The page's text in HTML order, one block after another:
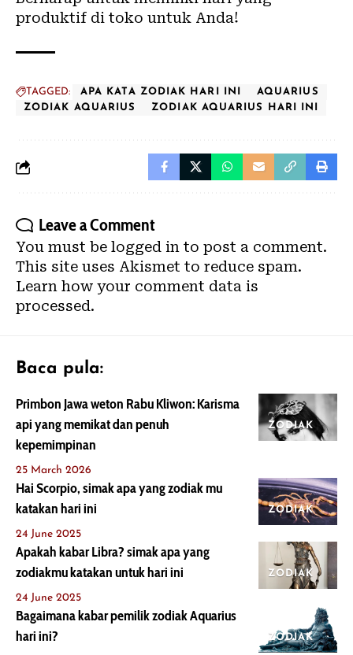
produktif di toko untuk Anda!
TAGGED: APA KATA ZODIAK HARI INI
AQUARIUS
ZODIAK AQUARIUS
ZODIAK AQUARIUS HARI INI
Leave a Comment
You must be logged in to post a comment.
This site uses Akismet to reduce spam.
Learn how your comment data is
processed.
Baca pula:
ZODIAK
Primbon Jawa weton Rabu Kliwon: Karisma
api yang memikat dan penuh
kepemimpinan
25 March 2026
ZODIAK
Hai Scorpio, simak apa yang zodiak mu
katakan hari ini
24 June 2025
ZODIAK
Apakah kabar Libra? simak apa yang
zodiakmu katakan untuk hari ini
24 June 2025
ZODIAK
Bagaimana kabar pemilik zodiak Aquarius
hari ini?